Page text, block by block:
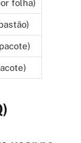
folha)